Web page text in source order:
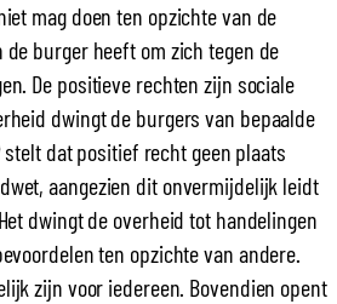
mag doen ten opzichte van de
burger heeft om zich tegen de
De positieve rechten zijn sociale
dwingt de burgers van bepaalde
stelt dat positief recht geen plaats
aangezien dit onvermijdelijk leidt
dwingt de overheid tot handelingen
ten opzichte van andere.
zijn voor iedereen. Bovendien opent